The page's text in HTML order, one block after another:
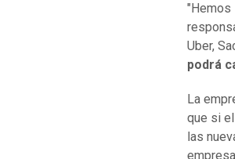
"Hemos
Uber,
podrá
La
que si
las